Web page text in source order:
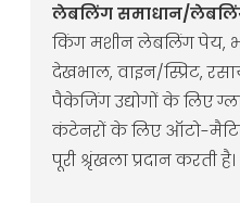
लेबलिंग समाधान/
किंग मशीन लेबलिंग पेय,
देखभाल, वाइन/स्प्रिट,
पैकेजिंग उद्योगों के लिए
कंटेनरों के लिए ऑटो-
पूरी श्रृंखला प्रदान करती है।